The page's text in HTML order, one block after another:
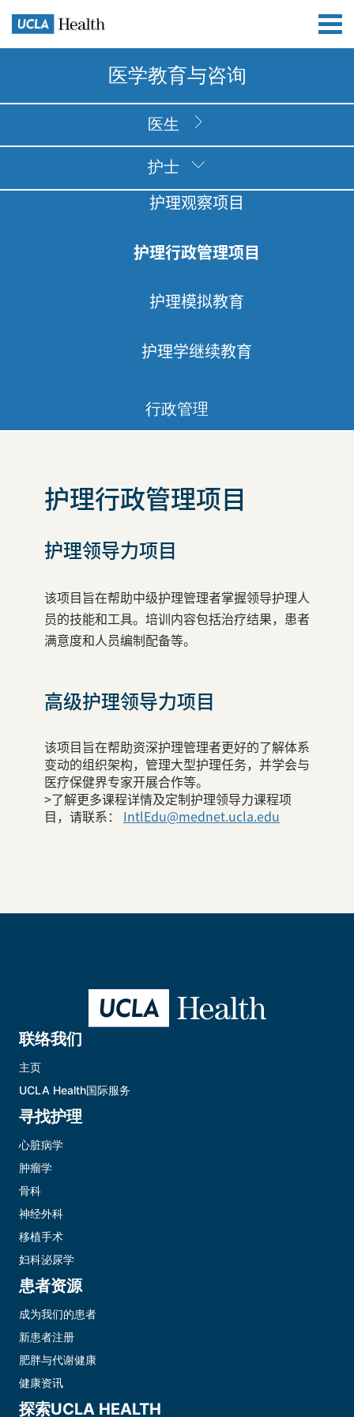
医学教育与咨询
医生
护士
护理观察项目
护理行政管理项目
护理模拟教育
护理学继续教育
行政管理
护理行政管理项目
护理领导力项目
该项目旨在帮助中级护理管理者掌握领导护理人
员的技能和工具。培训内容包括治疗结果，患者
满意度和人员编制配备等。
高级护理领导力项目
该项目旨在帮助资深护理管理者更好的了解体系
变动的组织架构，管理大型护理任务，并学会与
医疗保健界专家开展合作等。
>了解更多课程详情及定制护理领导力课程项
目，请联系： IntlEdu@mednet.ucla.edu
联络我们
主页
UCLA Health国际服务
寻找护理
心脏病学
肿瘤学
骨科
神经外科
移植手术
妇科泌尿学
患者资源
成为我们的患者
新患者注册
肥胖与代谢健康
健康资讯
探索UCLA HEALTH